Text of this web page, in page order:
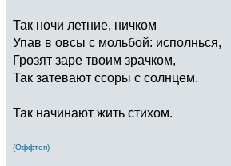
Так ночи летние, ничком
Упав в овсы с мольбой: исполнься,
Грозят заре твоим зрачком,
Так затевают ссоры с солнцем.
Так начинают жить стихом.
(Оффтоп)